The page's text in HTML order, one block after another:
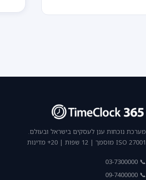
מערכת נוכחות ענן לעסקים בישראל ובעולם.
ISO 27001 מוסמך | 12 שפות | 20+ מדינות
📞 03-7300000
📞 09-7400000